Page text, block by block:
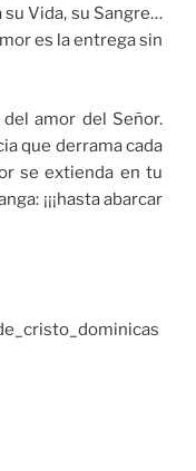
Vida, su Sangre…
es la entrega sin
amor del Señor.
que derrama cada
se extienda en tu
¡¡¡hasta abarcar